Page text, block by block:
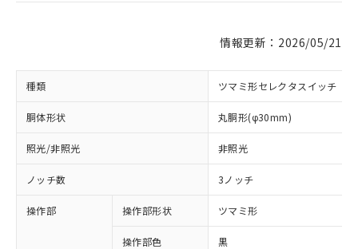
情報更新：2026/05/21
種類 ツマミ形セレクタスイッチ
胴体形状 丸胴形(φ30mm)
照光/非照光 非照光
ノッチ数 3ノッチ
操作部 操作部形状 ツマミ形
操作部色 黒